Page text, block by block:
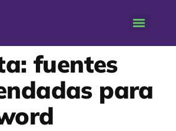
fuentes
para